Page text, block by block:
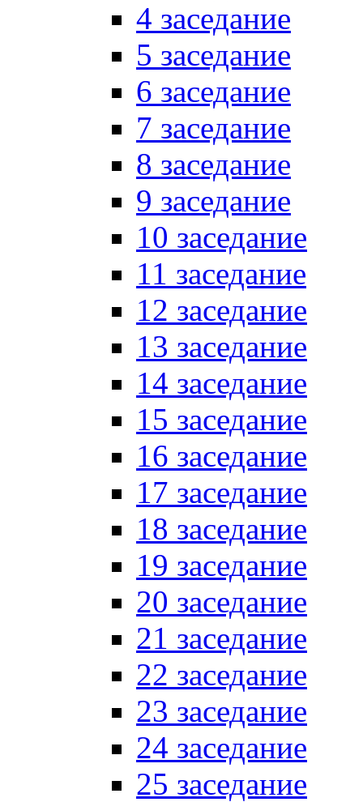
4 заседание
5 заседание
6 заседание
7 заседание
8 заседание
9 заседание
10 заседание
11 заседание
12 заседание
13 заседание
14 заседание
15 заседание
16 заседание
17 заседание
18 заседание
19 заседание
20 заседание
21 заседание
22 заседание
23 заседание
24 заседание
25 заседание